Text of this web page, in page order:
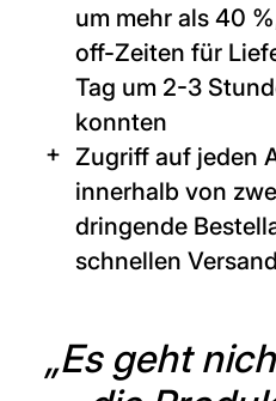
um mehr als 40
off-Zeiten für
Tag um 2-3
konnten
Zugriff auf jeden
innerhalb von
dringende
schnellen
„Es geht